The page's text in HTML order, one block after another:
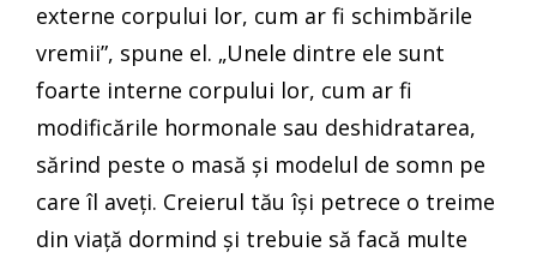
externe corpului lor, cum ar fi schimbările
vremii”, spune el. „Unele dintre ele sunt
foarte interne corpului lor, cum ar fi
modificările hormonale sau deshidratarea,
sărind peste o masă și modelul de somn pe
care îl aveți. Creierul tău își petrece o treime
din viață dormind și trebuie să facă multe